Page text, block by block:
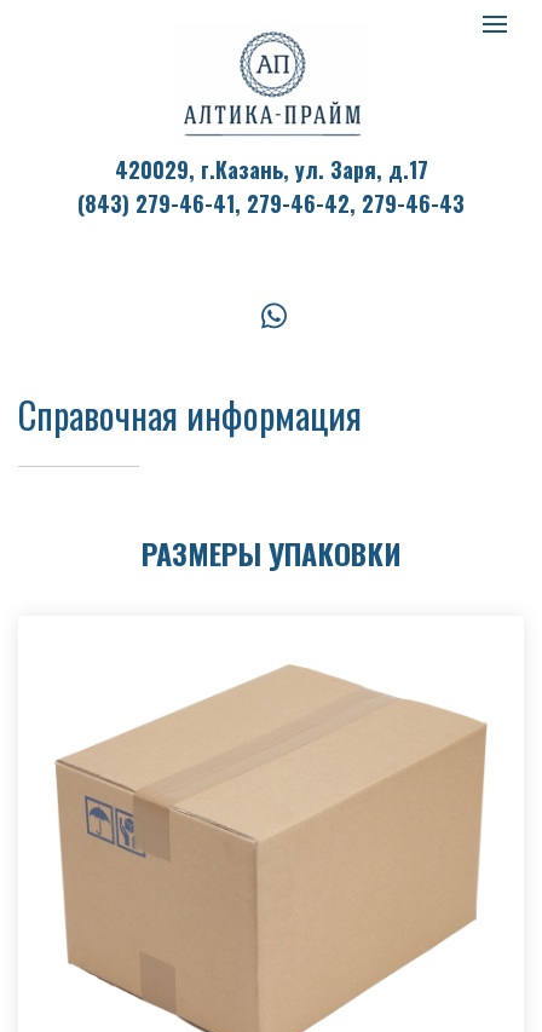
logo
420029, г.Казань, ул. Заря, д.17
(843) 279-46-41, 279-46-42, 279-46-43
whatsapp
Toggle
Справочная информация
РАЗМЕРЫ УПАКОВКИ